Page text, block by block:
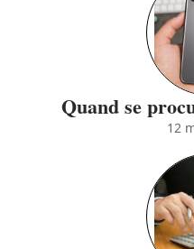
Quand se
12